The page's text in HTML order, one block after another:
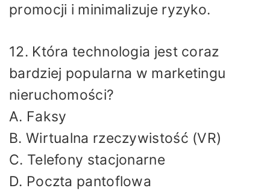
promocji i minimalizuje ryzyko.
12. Która technologia jest coraz
bardziej popularna w marketingu
nieruchomości?
A. Faksy
B. Wirtualna rzeczywistość (VR)
C. Telefony stacjonarne
D. Poczta pantoflowa